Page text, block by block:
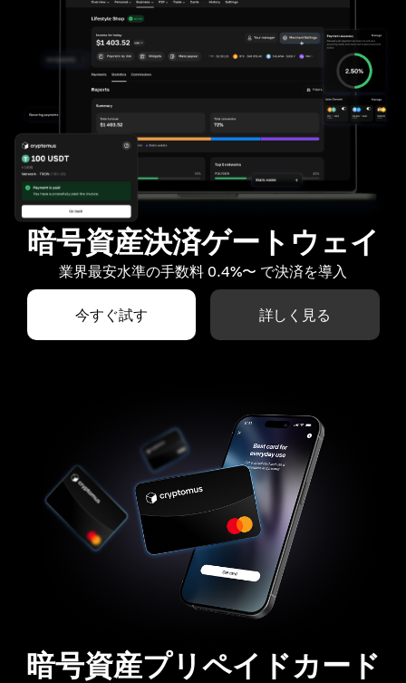
暗号資産決済ゲートウェイ
業界最安水準の手数料 0.4%〜 で決済を導入
今すぐ試す 詳しく見る
暗号資産プリペイドカード